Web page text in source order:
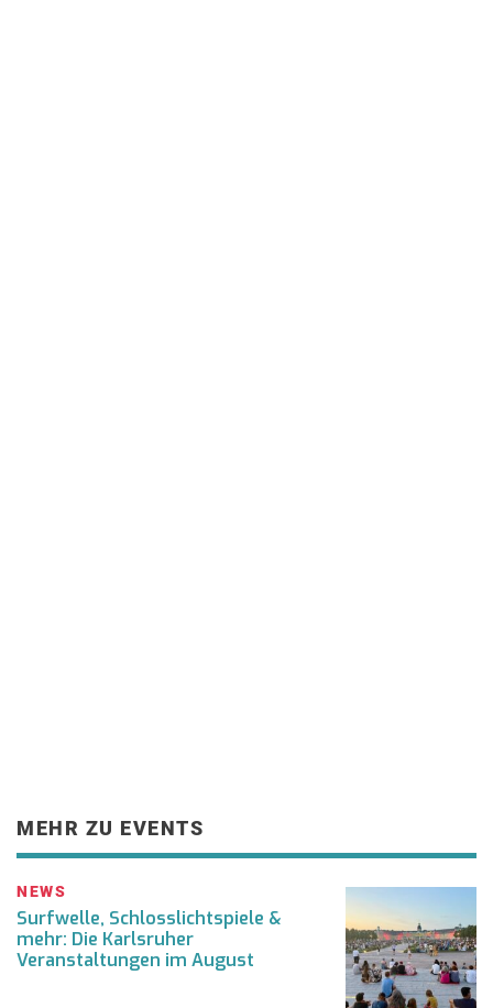
MEHR ZU EVENTS
NEWS
Surfwelle, Schlosslichtspiele &
mehr: Die Karlsruher
Veranstaltungen im August